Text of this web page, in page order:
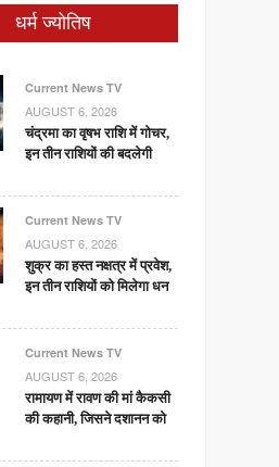
धर्म ज्योतिष
Current News TV
AUGUST 6, 2026
चंद्रमा का वृषभ राशि में गोचर,
इन तीन राशियों की बदलेगी
Current News TV
AUGUST 6, 2026
शुक्र का हस्त नक्षत्र में प्रवेश,
इन तीन राशियों को मिलेगा धन
Current News TV
AUGUST 6, 2026
रामायण में रावण की मां कैकसी
की कहानी, जिसने दशानन को